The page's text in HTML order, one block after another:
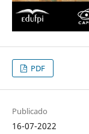
PDF
Publicado
16-07-2022